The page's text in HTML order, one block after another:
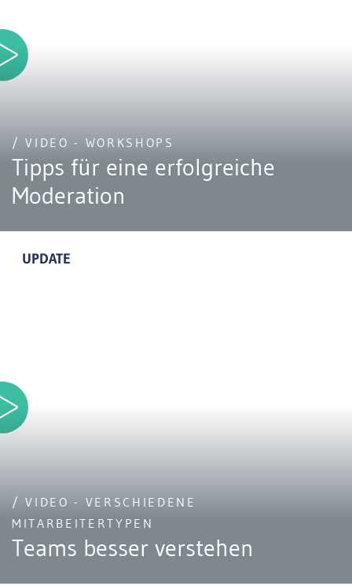
/ VIDEO - WORKSHOPS
Tipps für eine erfolgreiche
Moderation
UPDATE
/ VIDEO - VERSCHIEDENE
MITARBEITERTYPEN
Teams besser verstehen